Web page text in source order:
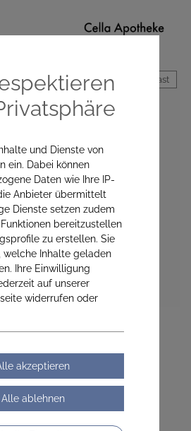
Hoher Kontrast
Shampoo
und Dienste von
ein. Dabei können
Daten wie Ihre IP-
Anbieter übermittelt
Dienste setzen zudem
bereitzustellen
zu erstellen. Sie
welche Inhalte geladen
Ihre Einwilligung
auf unserer
widerrufen oder